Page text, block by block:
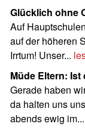
Glücklich ohne
Auf
auf der höheren
Irrtum! Unser...
Müde Eltern:
Gerade haben
da halten uns
abends ewig im...